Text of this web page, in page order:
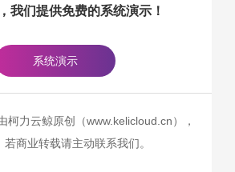
我们提供免费的系统演示！
系统演示
柯力云鲸原创（www.kelicloud.cn），
商业转载请主动联系我们。